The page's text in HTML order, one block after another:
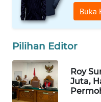
Buka
Pilihan Editor
Roy
Juta,
WAHANA
TV
WAHANANEWS
ID
WAHANANEWS
CO ID